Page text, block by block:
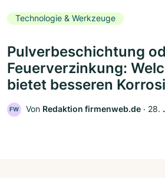
Technologie & Werkzeuge
Pulverbeschichtung
Feuerverzinkung:
bietet besseren
FW Von Redaktion firmenweb.de ‧ 28.